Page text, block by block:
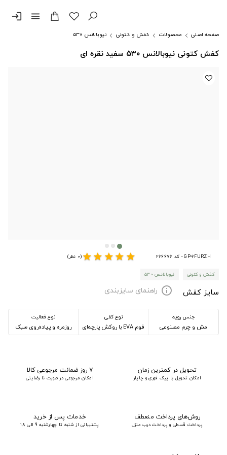
menu
login
صفحه اصلی محصولات کفش و کتونی نیوبالانس ۵۳۰
کفش کتونی نیوبالانس ۵۳۰ سفید نقره ای
GP-6FURZH - کد 266676 star
star
star
star
star(0 نظر)
کفش و کتونی نیوبالانس ۵۳۰
سایز کفش info راهنمای سایزبندی
جنس رویه
مش و چرم مصنوعی
نوع کفی
فوم EVA با روکش پارچه‌ای
نوع فعالیت
روزمره و پیاده‌روی سبک
تحویل در کمترین زمان
امکان تحویل با پیک فوری و چاپار
۷ روز ضمانت مرجوعی کالا
امکان مرجوعی در صورت نا رضایتی
روش‌های پرداخت منعطف
پرداخت قسطی و پرداخت درب منزل
خدمات پس از خرید
پشتیبانی از شنبه تا چهارشنبه 9 الی 18